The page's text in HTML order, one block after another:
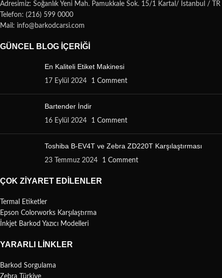
Adresimiz: Soğanlık Yeni Mah. Pamukkale Sok. 15/1 Kartal/ İstanbul / TR
Telefon: (216) 599 0000
Mail: info@barkodcarsi.com
GÜNCEL BLOG İÇERIĞI
En Kaliteli Etiket Makinesi
17 Eylül 2024 1 Comment
Bartender İndir
16 Eylül 2024 1 Comment
Toshiba B-EV4T ve Zebra ZD220T Karşılaştırması
23 Temmuz 2024 1 Comment
ÇOK ZIYARET EDILENLER
Termal Etiketler
Epson Colorworks Karşılaştırma
İnkjet Barkod Yazıcı Modelleri
YARARLI LINKLER
Barkod Sorgulama
Zebra Türkiye